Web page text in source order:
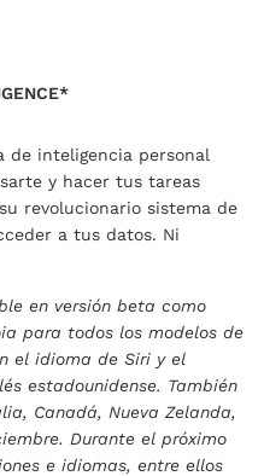
de inteligencia personal
y hacer tus tareas
revolucionario sistema de
a tus datos. Ni
en versión beta como
para todos los modelos de
el idioma de Siri y el
estadounidense. También
Canadá, Nueva Zelanda,
Durante el próximo
e idiomas, entre ellos